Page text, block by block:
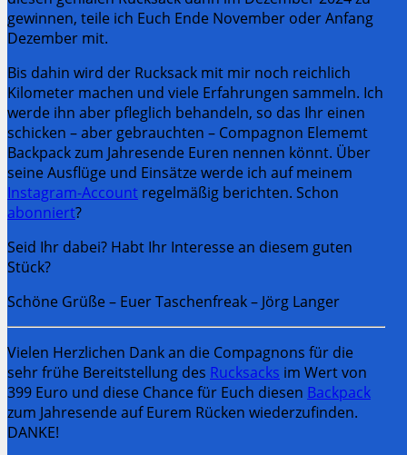
gewinnen, teile ich Euch Ende November oder Anfang
Dezember mit.
Bis dahin wird der Rucksack mit mir noch reichlich
Kilometer machen und viele Erfahrungen sammeln. Ich
werde ihn aber pfleglich behandeln, so das Ihr einen
schicken – aber gebrauchten – Compagnon Elememt
Backpack zum Jahresende Euren nennen könnt. Über
seine Ausflüge und Einsätze werde ich auf meinem
Instagram-Account regelmäßig berichten. Schon
abonniert?
Seid Ihr dabei? Habt Ihr Interesse an diesem guten
Stück?
Schöne Grüße – Euer Taschenfreak – Jörg Langer
Vielen Herzlichen Dank an die Compagnons für die
sehr frühe Bereitstellung des Rucksacks im Wert von
399 Euro und diese Chance für Euch diesen Backpack
zum Jahresende auf Eurem Rücken wiederzufinden.
DANKE!